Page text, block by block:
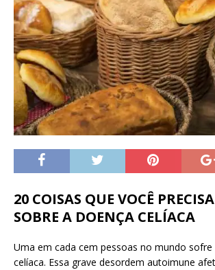
20 COISAS QUE VOCÊ
SOBRE A DOENÇA CELÍACA
Uma em cada cem pessoas no mundo sofre
celíaca. Essa grave desordem autoimune